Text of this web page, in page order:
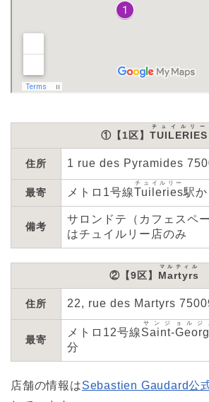
①【1区】 TUILERIES
チュイルリー
住所 1 rue des Pyramides
最寄 メトロ1号線Tuileries
チュイルリー
駅
備考
サロンドテ（カフェスペ
はチュイルリー店のみ
②【9区】 Martyrs
マルティル
住所 22, rue des Martyrs
最寄
メトロ12号線Saint-
サンジョルジ
分
店舗の情報はSebastien Gaudard公